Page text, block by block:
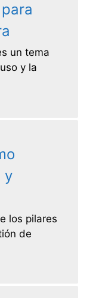
un tema
y la
y
los pilares
de